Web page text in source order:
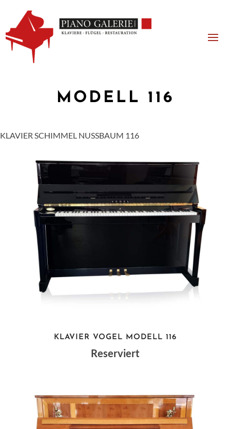
MODELL 116
KLAVIER SCHIMMEL NUSSBAUM 116
KLAVIER VOGEL MODELL 116
Reserviert